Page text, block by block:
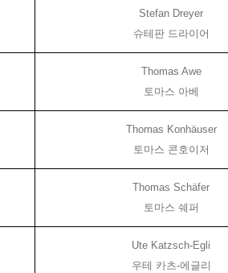
Stefan Dreyer
슈테판 드라이어
Thomas Awe
토마스 아베
Thomas Konhäuser
토마스 콘호이저
Thomas Schäfer
토마스 쉐퍼
Ute Katzsch-Egli
우테 카츠-에글리